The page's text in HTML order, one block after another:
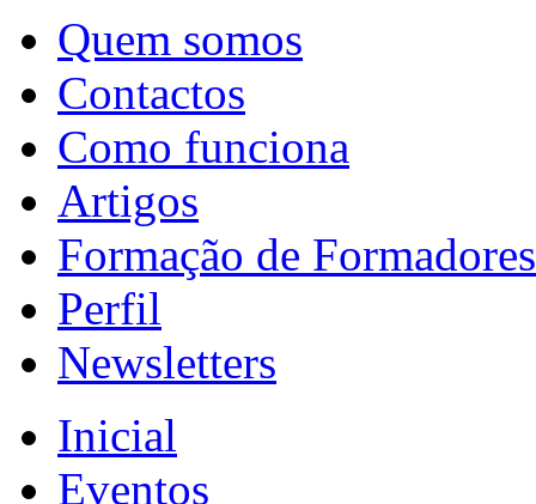
Quem somos
Contactos
Como funciona
Artigos
Formação de Formadores
Perfil
Newsletters
Inicial
Eventos